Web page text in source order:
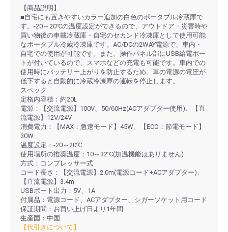
【商品説明】
■自宅にも置きやすいカラー追加の白色のポータブル冷蔵庫で
す。-20～20℃の温度設定ができるので、アウトドア・災害時や
買い物後の車載冷蔵庫・自宅のセカンド冷凍庫として使用可能
なポータブル冷蔵冷凍庫です。AC/DCの2WAY電源で、車内・
自宅での使用が可能です。また、操作パネル部にUSB給電ポー
トが付いているので、スマホなどの充電も可能です。車内での
使用時にバッテリー上がりを防止するため、車の電源の電圧が
低下すると自動的に冷蔵冷凍庫の運転を停止します。
スペック
定格内容積：約20L
電源：【交流電源】100V、50/60Hz(ACアダプター使用)、【直
流電源】12V/24V
消費電力：【MAX：急速モード】45W、【ECO：節電モード】
30W
温度設定：-20～20℃
使用場所の推奨温度：10～32℃(加温機能はありません)
方式：コンプレッサー式
コード長さ：【交流電源】2.0m(電源コード+ACアダプター)、
【直流電源】3.4m
USBポート出力：5V、1A
付属品：電源コード、ACアダプター、シガーソケット用コード
保証期間：お買い上げ日より1年間
生産国：中国
【代引きについて】